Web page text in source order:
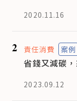
2020.11.16
2 責任消費 案例
省錢又減碳
2023.09.12